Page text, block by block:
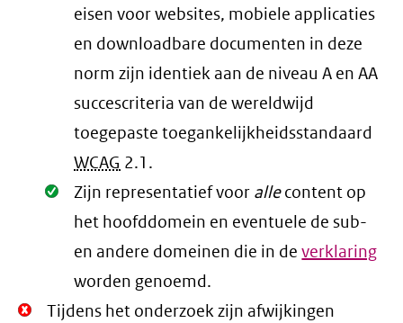
eisen voor websites, mobiele applicaties
en downloadbare documenten in deze
norm zijn identiek aan de niveau A en AA
succescriteria van de wereldwijd
toegepaste toegankelijkheidsstandaard
WCAG 2.1 .
Oké.
Zijn representatief voor allecontent op
het hoofddomein en eventuele de sub-
en andere domeinen die in deverklaring
worden genoemd.
Niet
Tijdens het onderzoek zijn afwijkingen